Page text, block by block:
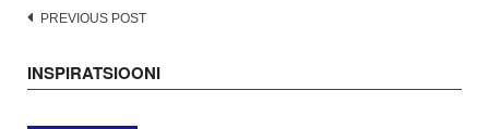
Post
PREVIOUS POST
INSPIRATSIOONI